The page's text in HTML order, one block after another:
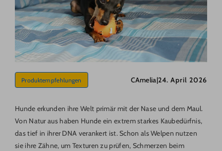
Produktempfehlungen CAmelia|24. April 2026
Hunde erkunden ihre Welt primär mit der Nase und dem Maul.
Von Natur aus haben Hunde ein extrem starkes Kaubedürfnis,
das tief in ihrer DNA verankert ist. Schon als Welpen nutzen
sie ihre Zähne, um Texturen zu prüfen, Schmerzen beim